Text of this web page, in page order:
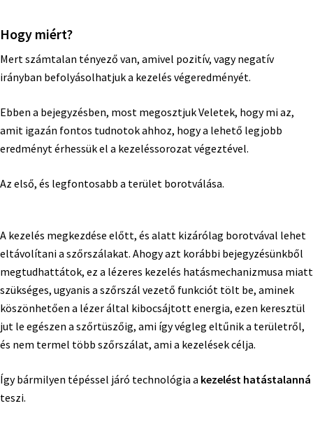
Hogy miért?
Mert számtalan tényező van, amivel pozitív, vagy negatív
irányban befolyásolhatjuk a kezelés végeredményét.
Ebben a bejegyzésben, most megosztjuk Veletek, hogy mi az,
amit igazán fontos tudnotok ahhoz, hogy a lehető legjobb
eredményt érhessük el a kezeléssorozat végeztével.
Az első, és legfontosabb a terület borotválása.
A kezelés megkezdése előtt, és alatt kizárólag borotvával lehet
eltávolítani a szőrszálakat. Ahogy azt korábbi bejegyzésünkből
megtudhattátok, ez a lézeres kezelés hatásmechanizmusa miatt
szükséges, ugyanis a szőrszál vezető funkciót tölt be, aminek
köszönhetően a lézer által kibocsájtott energia, ezen keresztül
jut le egészen a szőrtüszőig, ami így végleg eltűnik a területről,
és nem termel több szőrszálat, ami a kezelések célja.
Így bármilyen tépéssel járó technológia a kezelést hatástalanná
teszi.